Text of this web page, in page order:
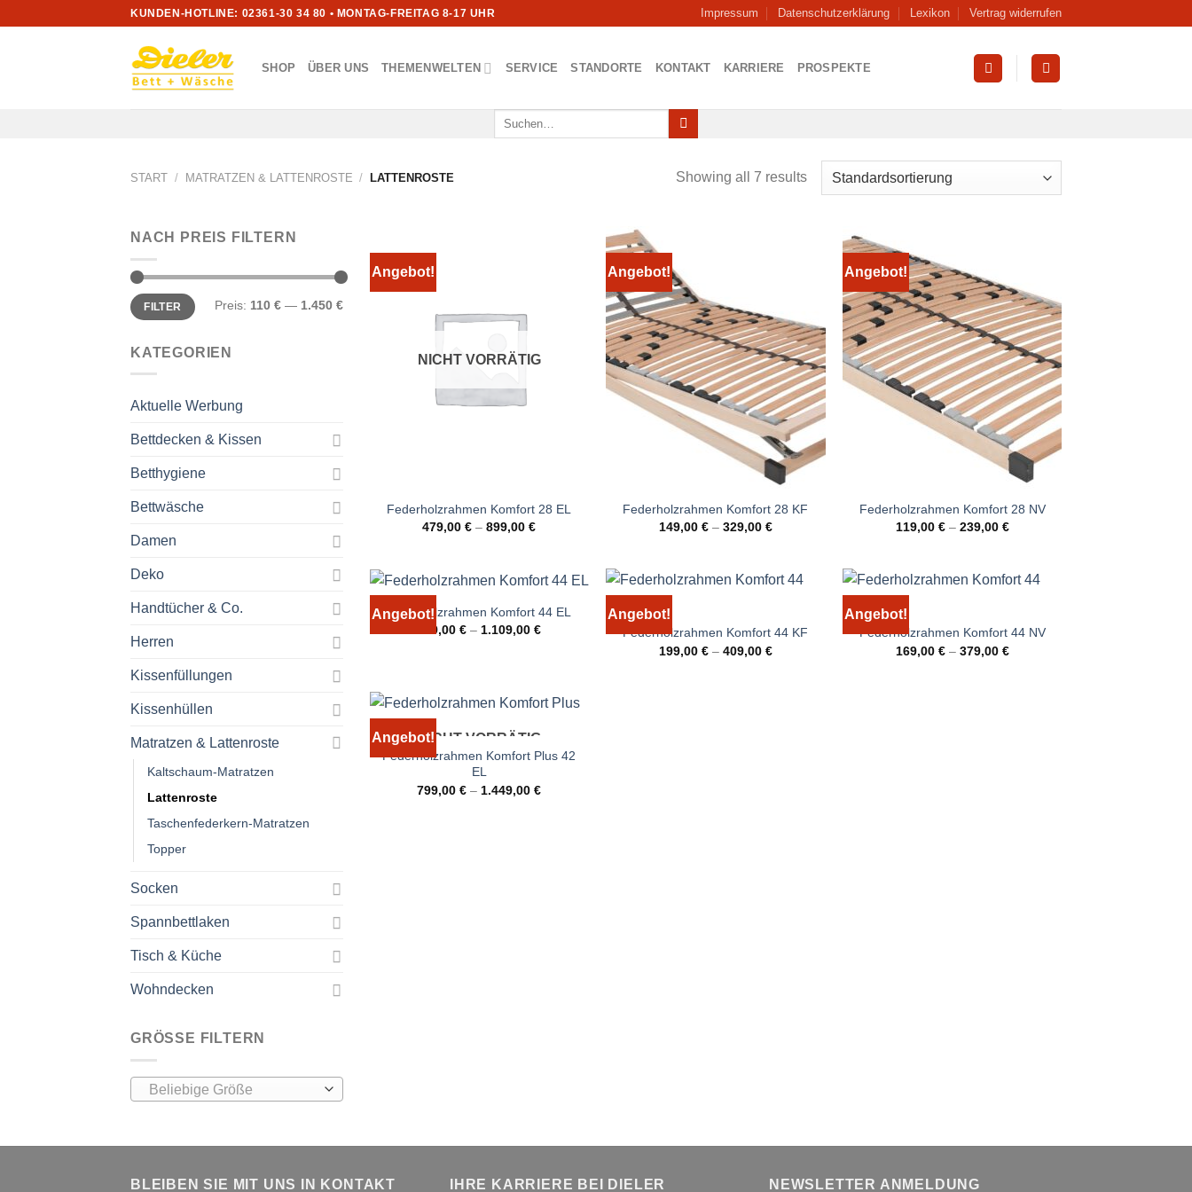
KUNDEN-HOTLINE: 02361-30 34 80 • MONTAG-FREITAG 8-17 UHR Impressum Datenschutzerklärung Lexikon Vertrag widerrufen
SHOP ÜBER UNS THEMENWELTEN SERVICE STANDORTE KONTAKT KARRIERE PROSPEKTE
Suchen
START / MATRATZEN & LATTENROSTE / LATTENROSTE Showing all 7 results
NACH PREIS FILTERN
Min.
Preis
Max.
PreisFILTER Preis: 110 € — 1.450 €
KATEGORIEN
Aktuelle Werbung
Bettdecken & Kissen
Betthygiene
Bettwäsche
Damen
Deko
Handtücher & Co.
Herren
Kissenfüllungen
Kissenhüllen
Matratzen & Lattenroste
Kaltschaum-Matratzen
Lattenroste
Taschenfederkern-Matratzen
Topper
Socken
Spannbettlaken
Tisch & Küche
Wohndecken
GRÖSSE FILTERN
Beliebige Größe
Angebot!
NICHT VORRÄTIG
Federholzrahmen Komfort 28 EL
479,00€ –899,00€
Angebot!
Federholzrahmen Komfort 28 KF
149,00 €– 329,00 €
Angebot!
Federholzrahmen Komfort 28 NV
119,00 €– 239,00 €
Angebot!
Federholzrahmen Komfort 44 EL
639,00€ – 1.109,00€
Angebot!
Federholzrahmen Komfort 44 KF
199,00 €– 409,00 €
Angebot!
Federholzrahmen Komfort 44 NV
169,00 €– 379,00 €
Angebot!NICHT VORRÄTIG
Federholzrahmen Komfort Plus 42
EL
799,00€ – 1.449,00€
BLEIBEN SIE MIT UNS IN KONTAKT IHRE KARRIERE BEI DIELER NEWSLETTER ANMELDUNG